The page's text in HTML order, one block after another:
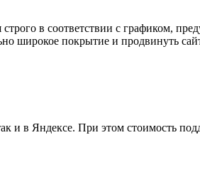
в соответствии с графиком,
широкое покрытие и продвинуть
и в Яндексе. При этом стоимость